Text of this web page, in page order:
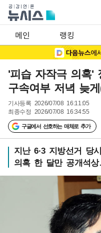
메인 랭킹
'피습 자작극 의혹'
구속여부 저녁 늦
기사등록 2026/07/08 16:11:05
최종수정 2026/07/08 16:34:55
구글에서 선호하는 매체로 추가
지난 6·3 지방선거 당
의혹 한 달만 공개석